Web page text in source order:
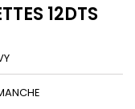
12DTS